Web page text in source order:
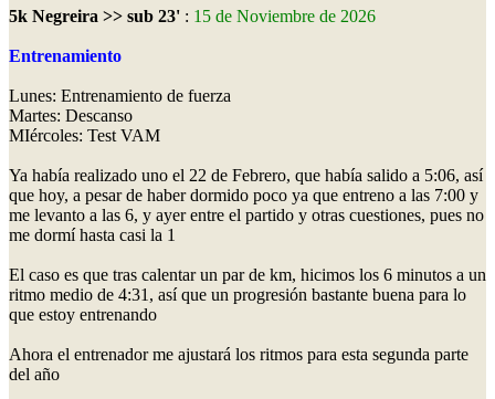
5k Negreira >> sub 23' : 15 de Noviembre de 2026
Entrenamiento
Lunes: Entrenamiento de fuerza
Martes: Descanso
MIércoles: Test VAM
Ya había realizado uno el 22 de Febrero, que había salido a 5:06, así
que hoy, a pesar de haber dormido poco ya que entreno a las 7:00 y
me levanto a las 6, y ayer entre el partido y otras cuestiones, pues no
me dormí hasta casi la 1
El caso es que tras calentar un par de km, hicimos los 6 minutos a un
ritmo medio de 4:31, así que un progresión bastante buena para lo
que estoy entrenando
Ahora el entrenador me ajustará los ritmos para esta segunda parte
del año